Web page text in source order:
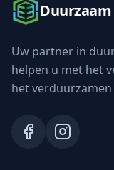
Uw partner in
helpen u met het
het